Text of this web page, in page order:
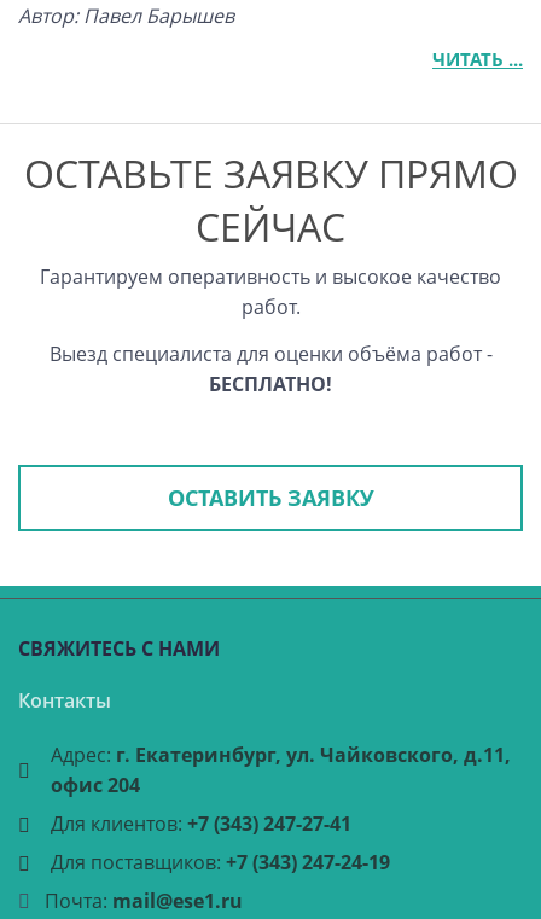
Автор: Павел Барышев
ЧИТАТЬ ...
ОСТАВЬТЕ ЗАЯВКУ ПРЯМО
СЕЙЧАС
Гарантируем оперативность и высокое качество
работ.
Выезд специалиста для оценки объёма работ -
БЕСПЛАТНО!
ОСТАВИТЬ ЗАЯВКУ
СВЯЖИТЕСЬ С НАМИ
Контакты
Адрес: г. Екатеринбург, ул. Чайковского, д.11,
офис 204
Для клиентов: +7 (343) 247-27-41
Для поставщиков: +7 (343) 247-24-19
Почта: mail@ese1.ru